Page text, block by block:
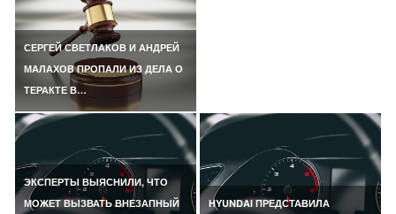
СЕРГЕЙ СВЕТЛАКОВ И АНДРЕЙ
МАЛАХОВ ПРОПАЛИ ИЗ ДЕЛА О
ТЕРАКТЕ В…
ЭКСПЕРТЫ ВЫЯСНИЛИ, ЧТО
МОЖЕТ ВЫЗВАТЬ ВНЕЗАПНЫЙ
HYUNDAI ПРЕДСТАВИЛА